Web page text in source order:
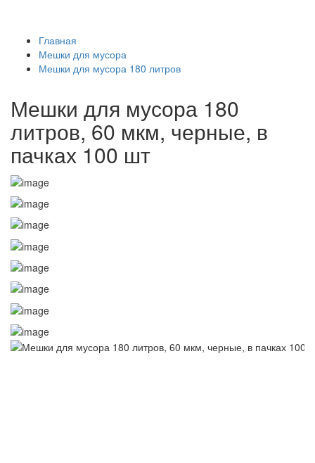
Главная
Мешки для мусора
Мешки для мусора 180 литров
Мешки для мусора 180
литров, 60 мкм, черные, в
пачках 100 шт